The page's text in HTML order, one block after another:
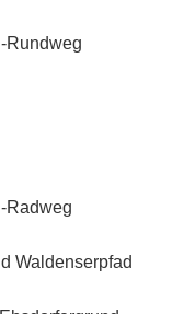
Rundweg
Radweg
Waldenserpfad